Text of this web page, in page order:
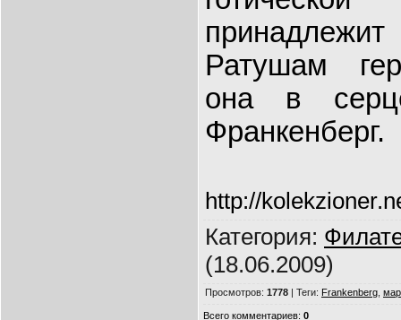
Ратушам
она в
Франкенберг.
http://
Категория:
(18.06.2009)
Просмотров: 1778 | Теги: Frankenberg
Всего комментариев: 0